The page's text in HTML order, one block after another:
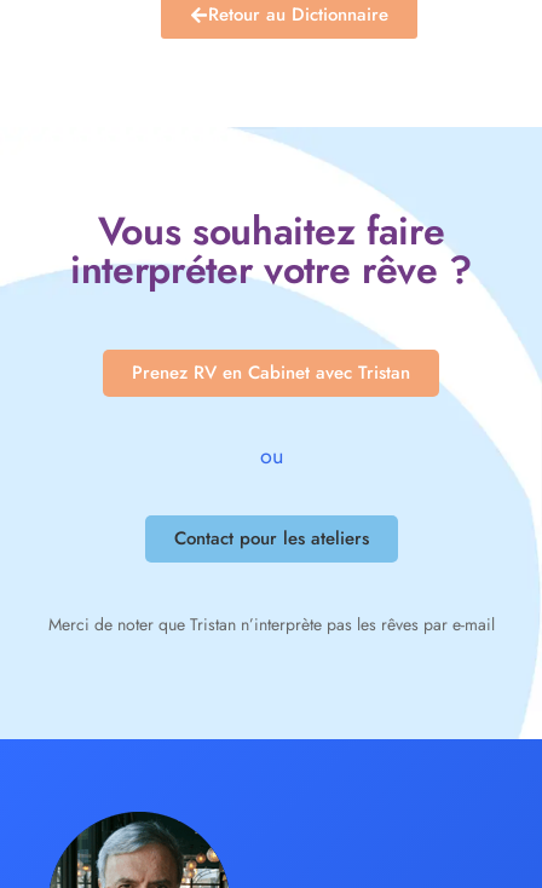
Retour au Dictionnaire
Vous souhaitez faire
interpréter votre rêve ?
Prenez RV en Cabinet avec Tristan
ou
Contact pour les ateliers
Merci de noter que Tristan n’interprète pas les rêves par e-mail